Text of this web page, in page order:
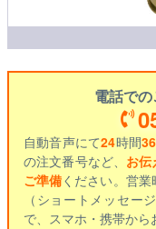
電話で
自動音声にて24時間
の注文番号など、 お伝
ご準備ください。営
（ショートメッセー
で、スマホ・携帯から